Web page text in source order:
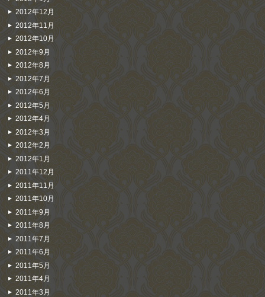
2012年12月
2012年11月
2012年10月
2012年9月
2012年8月
2012年7月
2012年6月
2012年5月
2012年4月
2012年3月
2012年2月
2012年1月
2011年12月
2011年11月
2011年10月
2011年9月
2011年8月
2011年7月
2011年6月
2011年5月
2011年4月
2011年3月